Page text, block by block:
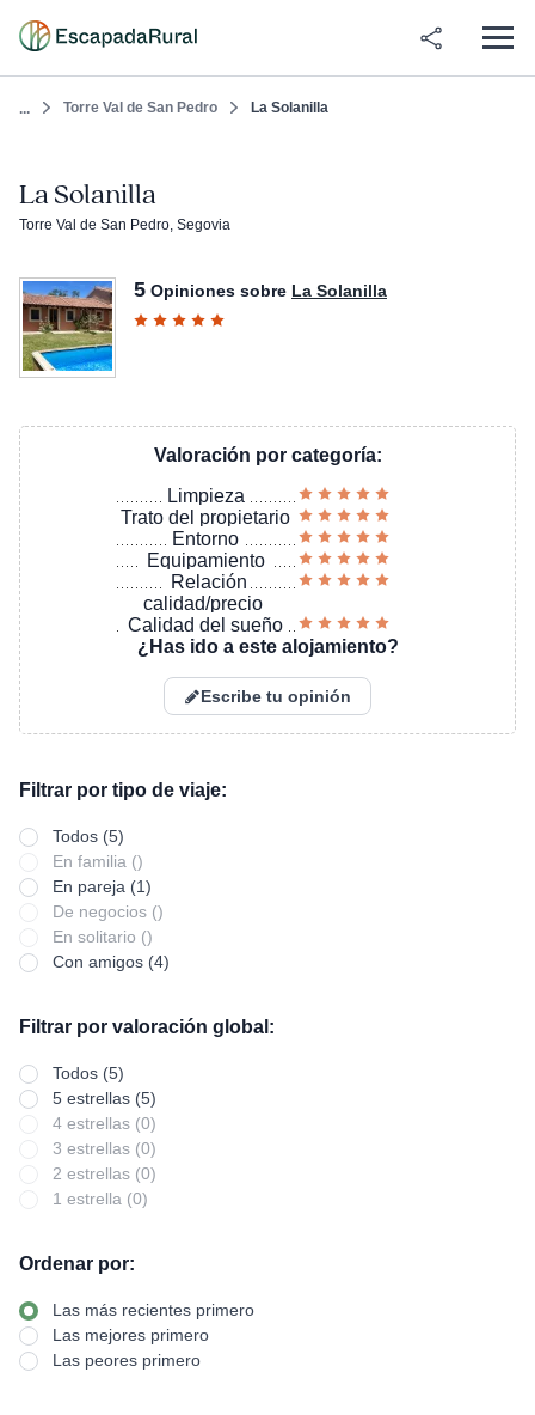
... Torre Val de San Pedro La Solanilla
La Solanilla
Torre Val de San Pedro, Segovia
5 Opiniones sobre La Solanilla
Valoración por categoría:
Limpieza
Trato del propietario
Entorno
Equipamiento
Relación
calidad/precio
Calidad del sueño
¿Has ido a este alojamiento?
Escribe tu opinión
Filtrar por tipo de viaje:
Todos (5)
En familia ()
En pareja (1)
De negocios ()
En solitario ()
Con amigos (4)
Filtrar por valoración global:
Todos (5)
5 estrellas (5)
4 estrellas (0)
3 estrellas (0)
2 estrellas (0)
1 estrella (0)
Ordenar por:
Las más recientes primero
Las mejores primero
Las peores primero